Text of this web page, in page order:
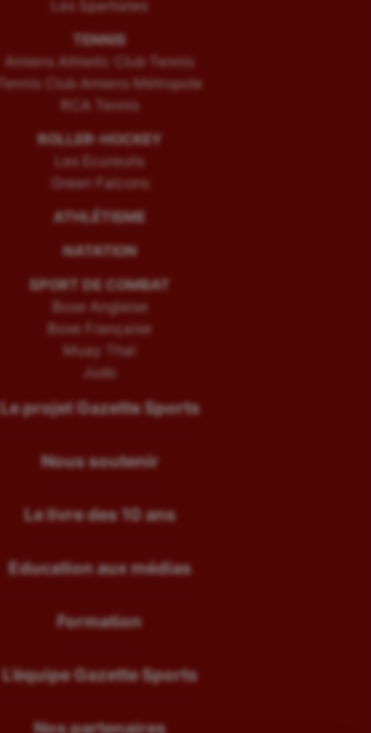
Les Spartiates
TENNIS
Amiens Athletic Club Tennis
Tennis Club Amiens Métropole
RCA Tennis
ROLLER-HOCKEY
Les Ecureuils
Green Falcons
ATHLÉTISME
NATATION
SPORT DE COMBAT
Boxe Anglaise
Boxe Française
Muay Thaï
Judo
Le projet Gazette Sports
Nous soutenir
Le livre des 10 ans
Education aux médias
Formation
L’équipe Gazette Sports
Nos partenaires